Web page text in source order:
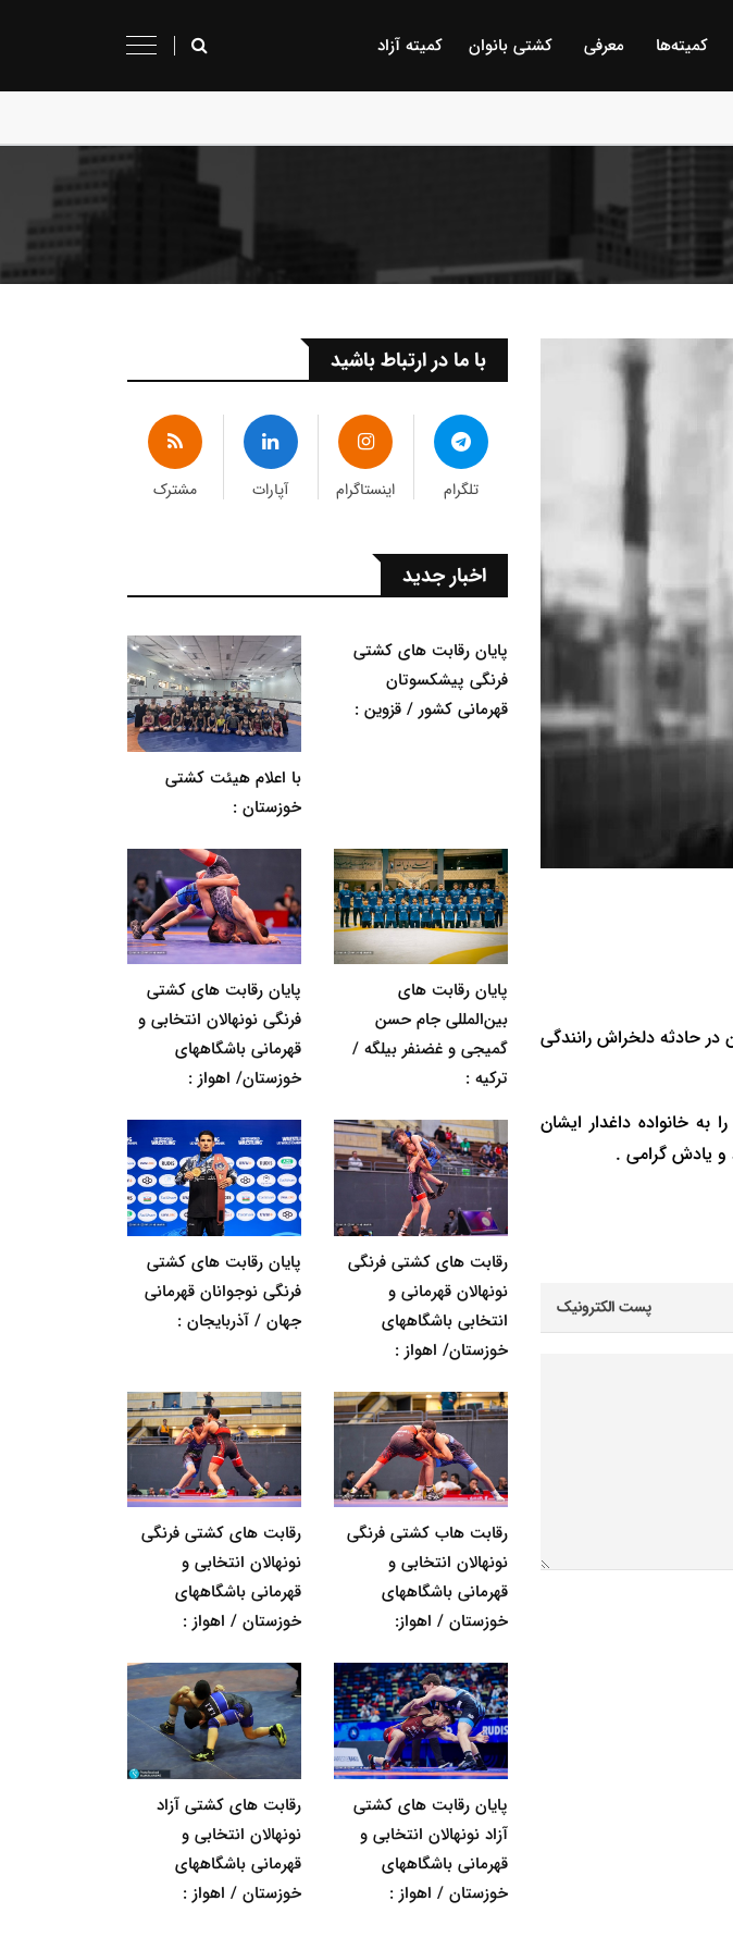
كمیته‌ها معرفی كشتی بانوان کمیته آزاد
حادثه دلخراش رانندگی
خانواده داغدار ایشان
یادش گرامی .
با ما در ارتباط باشید
تلگرام اینستاگرام آپارات مشترک
اخبار جدید
پایان رقابت های کشتی
فرنگی پیشکسوتان
قهرمانی کشور / قزوین :
با اعلام هیئت کشتی
خوزستان :
پایان رقابت های
بین‌المللی جام حسن
گمیجی و غضنفر بیلگه /
ترکیه :
پایان رقابت های کشتی
فرنگی نونهالان انتخابی و
قهرمانی باشگاههای
خوزستان/ اهواز :
رقابت های کشتی فرنگی
نونهالان قهرمانی و
انتخابی باشگاههای
خوزستان/ اهواز :
پایان رقابت های کشتی
فرنگی نوجوانان قهرمانی
جهان / آذربایجان :
رقابت هاب کشتی فرنگی
نونهالان انتخابی و
قهرمانی باشگاههای
خوزستان / اهواز:
رقابت های کشتی فرنگی
نونهالان انتخابی و
قهرمانی باشگاههای
خوزستان / اهواز :
پایان رقابت های کشتی
آزاد نونهالان انتخابی و
قهرمانی باشگاههای
خوزستان / اهواز :
رقابت های کشتی آزاد
نونهالان انتخابی و
قهرمانی باشگاههای
خوزستان / اهواز :